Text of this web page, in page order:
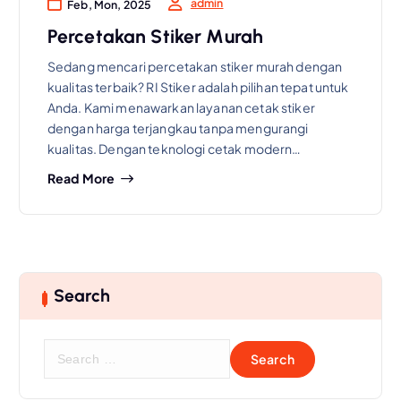
Feb, Mon, 2025 admin
Percetakan Stiker Murah
Sedang mencari percetakan stiker murah dengan
kualitas terbaik? RI Stiker adalah pilihan tepat untuk
Anda. Kami menawarkan layanan cetak stiker
dengan harga terjangkau tanpa mengurangi
kualitas. Dengan teknologi cetak modern…
Read More
Search